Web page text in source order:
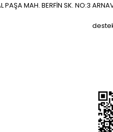
PAŞA MAH. BERFİN SK. NO:3